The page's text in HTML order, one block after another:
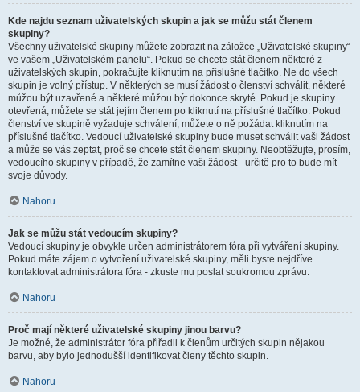
Kde najdu seznam uživatelských skupin a jak se můžu stát členem
skupiny?
Všechny uživatelské skupiny můžete zobrazit na záložce „Uživatelské skupiny“
ve vašem „Uživatelském panelu“. Pokud se chcete stát členem některé z
uživatelských skupin, pokračujte kliknutím na příslušné tlačítko. Ne do všech
skupin je volný přístup. V některých se musí žádost o členství schválit, některé
můžou být uzavřené a některé můžou být dokonce skryté. Pokud je skupiny
otevřená, můžete se stát jejím členem po kliknutí na příslušné tlačítko. Pokud
členství ve skupině vyžaduje schválení, můžete o ně požádat kliknutím na
příslušné tlačítko. Vedoucí uživatelské skupiny bude muset schválit vaši žádost
a může se vás zeptat, proč se chcete stát členem skupiny. Neobtěžujte, prosím,
vedoucího skupiny v případě, že zamítne vaši žádost - určitě pro to bude mít
svoje důvody.
Nahoru
Jak se můžu stát vedoucím skupiny?
Vedoucí skupiny je obvykle určen administrátorem fóra při vytváření skupiny.
Pokud máte zájem o vytvoření uživatelské skupiny, měli byste nejdříve
kontaktovat administrátora fóra - zkuste mu poslat soukromou zprávu.
Nahoru
Proč mají některé uživatelské skupiny jinou barvu?
Je možné, že administrátor fóra přiřadil k členům určitých skupin nějakou
barvu, aby bylo jednodušší identifikovat členy těchto skupin.
Nahoru